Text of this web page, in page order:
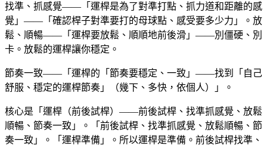
找準、抓感覺——「運桿是為了對準打點、抓力道和距離的感
覺」——「確認桿子對準要打的母球點、感受要多少力」。放
鬆、順暢——「運桿要放鬆、順順地前後滑」——別僵硬、別
卡。放鬆的運桿讓你穩定。
節奏一致——「運桿的「節奏要穩定、一致」——找到「自己
舒服、穩定的運桿節奏」（幾下、多快，依個人）」。
核心是「運桿（前後試桿）——前後試桿、找準抓感覺、放鬆
順暢、節奏一致」。「前後試桿、找準抓感覺、放鬆順暢、節
奏一致」。「運桿準備」。所以運桿是準備。前後試桿找準、